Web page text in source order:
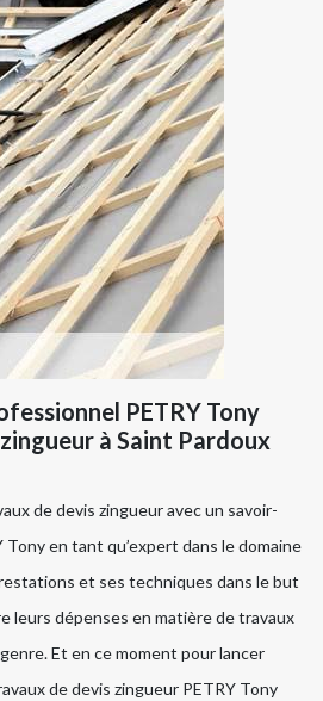
PETRY Tony
à Saint Pardoux
de devis zingueur avec un savoir-
Tony en tant qu’expert dans le domaine
et ses techniques dans le but
leurs dépenses en matière de travaux
Et en ce moment pour lancer
de devis zingueur PETRY Tony